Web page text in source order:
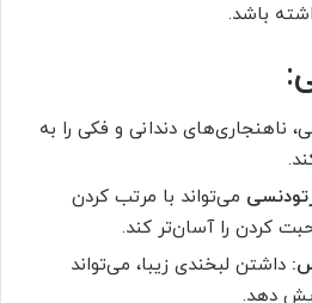
باشد.
ناهنجاری‌های دندانی و فکی را به
می‌تواند با مرتب کردن
کردن را آسان‌تر کند.
داشتن لبخندی زیبا، می‌تواند
دهد.